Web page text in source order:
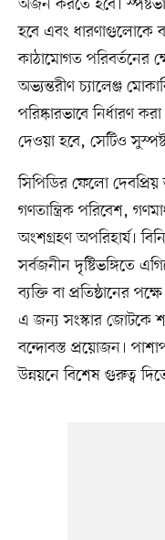
অর্জন করতে হবে।
হবে এবং ধারণাগুলোকে
কাঠামোগত পরিবর্তনের
অভ্যন্তরীণ চ্যালেঞ্জ
পরিষ্কারভাবে নির্ধারণ
দেওয়া হবে, সেটিও
সিপিডির ফেলো দেবপ্রিয়
গণতান্ত্রিক পরিবেশ,
অংশগ্রহণ অপরিহার্য।
সর্বজনীন দৃষ্টিভঙ্গিতে
ব্যক্তি বা প্রতিষ্ঠানের
এ জন্য সংস্কার জোটকে
বন্দোবস্ত প্রয়োজন।
উন্নয়নে বিশেষ গুরুত্ব